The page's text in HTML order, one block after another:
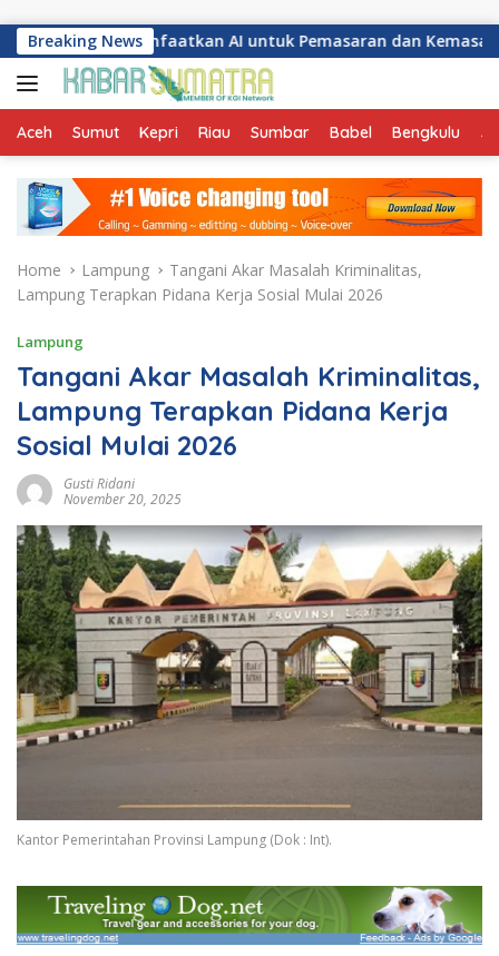
Breaking News
Manfaatkan AI untuk Pemasaran dan Kemasan Produk
Aceh Sumut Kepri Riau Sumbar Babel Bengkulu
Home Lampung
Tangani Akar Masalah Kriminalitas,
Lampung Terapkan Pidana Kerja Sosial Mulai 2026
Lampung
Tangani Akar Masalah Kriminalitas,
Lampung Terapkan Pidana Kerja
Sosial Mulai 2026
Gusti Ridani
November 20, 2025
Kantor Pemerintahan Provinsi Lampung (Dok : Int).